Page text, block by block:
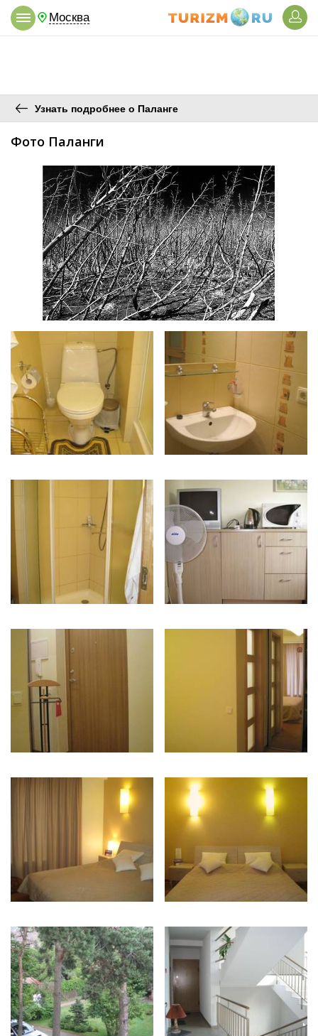
Москва
Узнать подробнее о Паланге
Фото Паланги